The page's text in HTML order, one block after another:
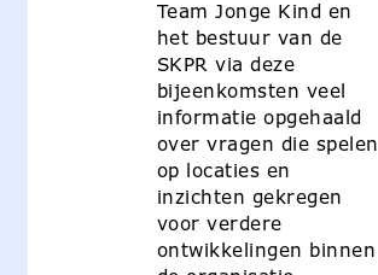
Team Jonge Kind en
het bestuur van de
SKPR via deze
bijeenkomsten veel
informatie opgehaald
over vragen die spelen
op locaties en
inzichten gekregen
voor verdere
ontwikkelingen binnen